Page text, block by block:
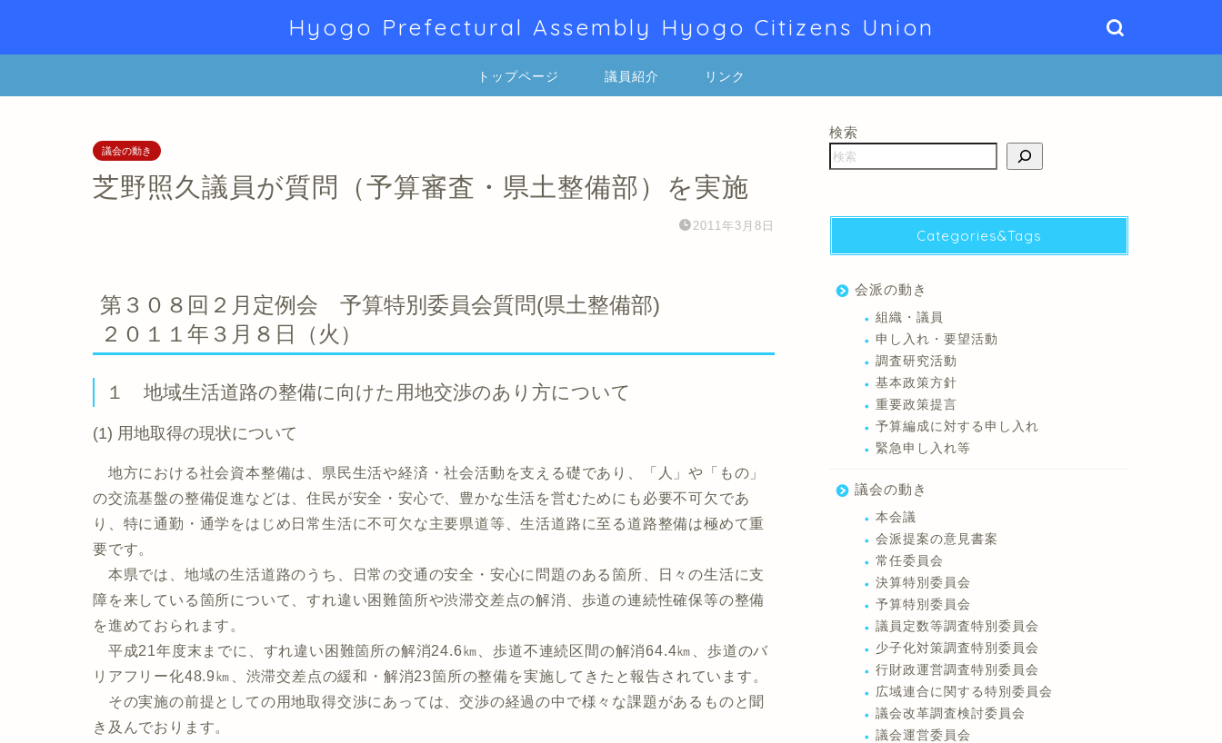
Hyogo Prefectural Assembly Hyogo Citizens Union
トップページ 議員紹介 リンク
議会の動き
芝野照久議員が質問（予算審査・県土整備部）を実施
2011年3月8日
第３０８回２月定例会 予算特別委員会質問(県土整備部)
２０１１年３月８日（火）
１ 地域生活道路の整備に向けた用地交渉のあり方について
(1) 用地取得の現状について
地方における社会資本整備は、県民生活や経済・社会活動を支える礎であり、「人」や「もの」
の交流基盤の整備促進などは、住民が安全・安心で、豊かな生活を営むためにも必要不可欠であ
り、特に通勤・通学をはじめ日常生活に不可欠な主要県道等、生活道路に至る道路整備は極めて重
要です。
本県では、地域の生活道路のうち、日常の交通の安全・安心に問題のある箇所、日々の生活に支
障を来している箇所について、すれ違い困難箇所や渋滞交差点の解消、歩道の連続性確保等の整備
を進めておられます。
平成21年度末までに、すれ違い困難箇所の解消24.6㎞、歩道不連続区間の解消64.4㎞、歩道のバ
リアフリー化48.9㎞、渋滞交差点の緩和・解消23箇所の整備を実施してきたと報告されています。
その実施の前提としての用地取得交渉にあっては、交渉の経過の中で様々な課題があるものと聞
き及んでおります。
検索
Categories&Tags
会派の動き
組織・議員
申し入れ・要望活動
調査研究活動
基本政策方針
重要政策提言
予算編成に対する申し入れ
緊急申し入れ等
議会の動き
本会議
会派提案の意見書案
常任委員会
決算特別委員会
予算特別委員会
議員定数等調査特別委員会
少子化対策調査特別委員会
行財政運営調査特別委員会
広域連合に関する特別委員会
議会改革調査検討委員会
議会運営委員会